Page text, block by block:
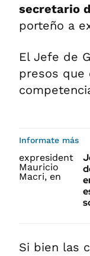
secretario
porteño a
El Jefe de
presos que
Informate más
Si bien las